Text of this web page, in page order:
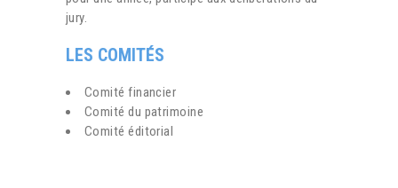
jury.
LES COMITÉS
Comité financier
Comité du patrimoine
Comité éditorial